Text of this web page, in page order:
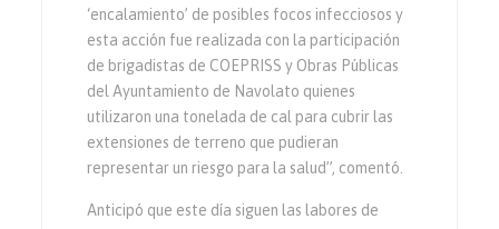
‘encalamiento’ de posibles focos infecciosos y
esta acción fue realizada con la participación
de brigadistas de COEPRISS y Obras Públicas
del Ayuntamiento de Navolato quienes
utilizaron una tonelada de cal para cubrir las
extensiones de terreno que pudieran
representar un riesgo para la salud”, comentó.
Anticipó que este día siguen las labores de